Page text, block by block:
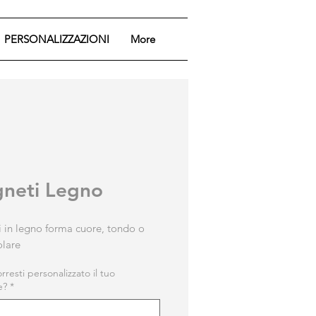
PERSONALIZZAZIONI More
Legno
in legno forma cuore, tondo o
personalizzato il tuo
*